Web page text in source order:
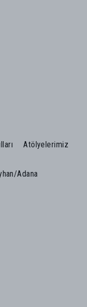
Atölyelerimiz
Adana